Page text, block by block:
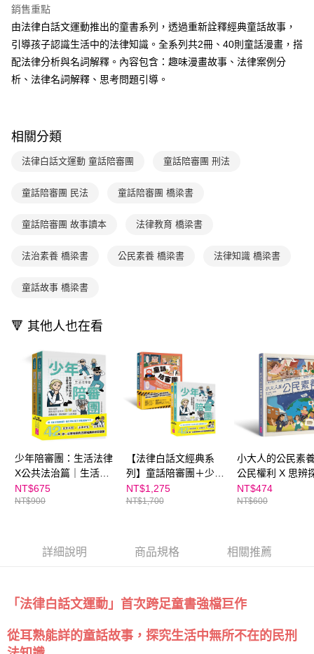
法說明評估內容。
1.分期款項不併入電信帳單，「大哥付你分期」於每月結算日後寄送繳費提
醒簡訊。
2.透過簡訊連結打開帳單後，可選擇「超商條碼／台灣大直營門市／銀行轉
帳／街口支付／iPASS MONEY」等通路繳費。
買賣價金債權讓與本公司後，依約使用本公司帳單繳交帳款。
2.基於同意付款使用「大哥付你分期」之契約關係目的，商店將以您的個人
資料（包含姓名、電話或地址）提供予台灣大哥大進項蒐集、處理及利用，
３．安心：先確認商品／服務後，再付款。
１．於結帳方式選擇「AFTEE先享後付」後，將跳轉至「AFTEE先享後付」
結帳頁面，進行簡訊認證並確認金額後，即可完成結帳。
２．訂單成立數日內，您將收到繳費通知簡訊。
３．收到繳費通知簡訊後14天內，點擊此簡訊中的連結，可透過四大超商／
後付繳納相關費用。
是否繳費成功／繳費後需取消欲退款等相關疑問，請聯繫「AFTEE先享後付
易，需依本服務之必要範圍內提供個人資料，並將交易相關給付款項請求債
２．關於個人資料處理事宜，請瀏覽以下網址：
「AFTEE先享後付」，若未經同意申辦者引起之損失，本公司不負相關責
時審查核予不同之上限額度；若仍有額度不足之情形，本公司將視審查結果
５．嚴禁一人註冊多個帳號或使用他人資訊註冊。若發現惡意使用之情形，
恩沛科技股份有限公司將有權停止該用戶之使用額度並採取法律行動。
付款後全家取貨｜8/8-8/14運費優惠，結帳滿499即享免運。
每筆NT$70，滿NT$499(含以上)免運費
付款後7-11取貨
每筆NT$70，滿NT$800(含以上)免運費
海外包裹航空運送
銷售重點
由法律白話文運動推出的童書系列，透過重新詮釋經典童話故事，
引導孩子認識生活中的法律知識。全系列共2冊、40則童話漫畫，搭
配法律分析與名詞解釋。內容包含：趣味漫畫故事、法律案例分
析、法律名詞解釋、思考問題引導。
相關分類
法律白話文運動 童話陪審團 童話陪審團 刑法
童話陪審團 民法 童話陪審團 橋梁書
童話陪審團 故事讀本 法律教育 橋梁書
法治素養 橋梁書 公民素養 橋梁書 法律知識 橋梁書
童話故事 橋梁書
🔻 其他人也在看
少年陪審團：生活法律
X公共法治篇｜生活漫
畫情境+公民法治素
養，避開無所不在的犯
NT$675
NT$900
【法律白話文經典系
列】童話陪審團＋少年
陪審團 (2套共4書)
NT$1,275
NT$1,700
小大人的公民素
公民權利 X 思辨
──建構現代公民
必備圖文知識書
NT$474
NT$600
詳細說明 商品規格 相關推薦
「法律白話文運動」首次跨足童書強檔巨作
從耳熟能詳的童話故事，探究生活中無所不在的民刑